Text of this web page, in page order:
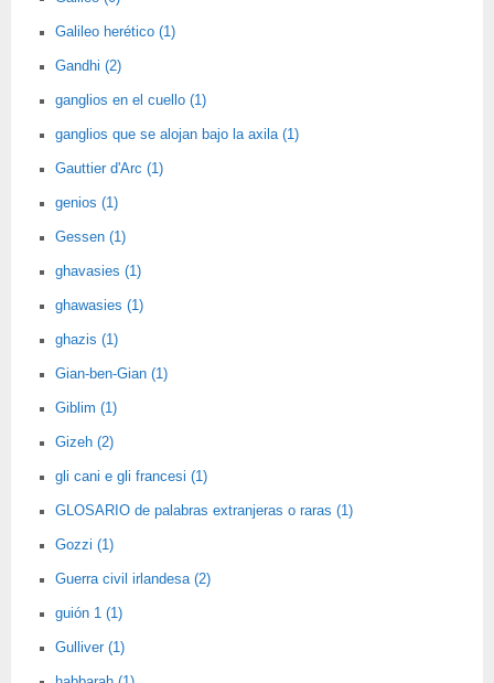
Galileo herético (1)
Gandhi (2)
ganglios en el cuello (1)
ganglios que se alojan bajo la axila (1)
Gauttier d'Arc (1)
genios (1)
Gessen (1)
ghavasies (1)
ghawasies (1)
ghazis (1)
Gian-ben-Gian (1)
Giblim (1)
Gizeh (2)
gli cani e gli francesi (1)
GLOSARIO de palabras extranjeras o raras (1)
Gozzi (1)
Guerra civil irlandesa (2)
guión 1 (1)
Gulliver (1)